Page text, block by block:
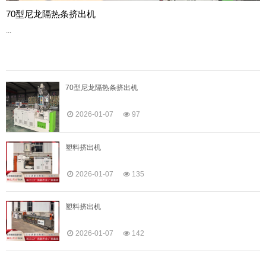
70型尼龙隔热条挤出机
...
70型尼龙隔热条挤出机
2026-01-07 97
塑料挤出机
2026-01-07 135
塑料挤出机
2026-01-07 142